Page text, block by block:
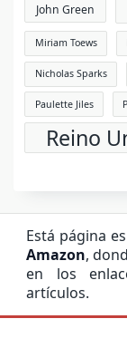
John Green
Miriam Toews
Nicholas Sparks
Paulette Jiles
Reino
Está página
Amazon,
en los
artículos.